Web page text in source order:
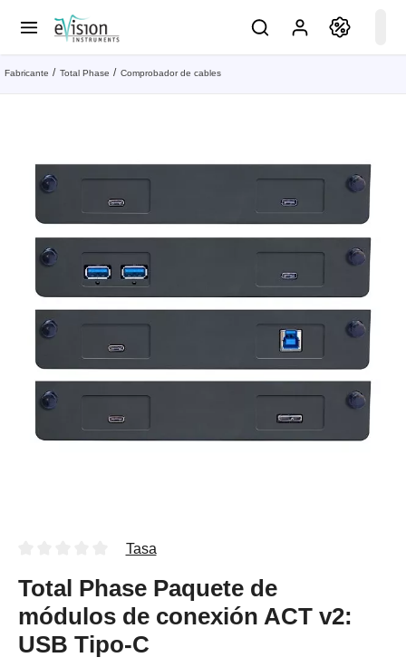
Fabricante Total Phase Comprobador de cables
Tasa
Total Phase Paquete de
módulos de conexión ACT v2:
USB Tipo-C